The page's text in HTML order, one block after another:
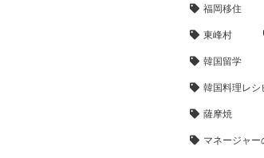
福岡移住
東峰村
韓国留学
韓国料理レシ
薩摩焼
マネージャー